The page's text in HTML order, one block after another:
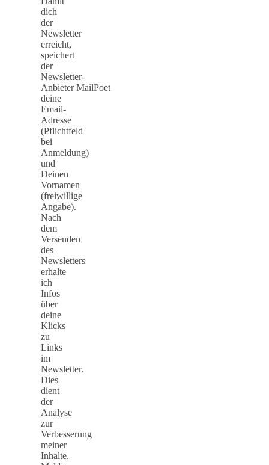
dich
der
Newsletter
erreicht,
speichert
der
Newsletter-
Anbieter MailPoet
deine
Email-
Adresse
(Pflichtfeld
bei
Anmeldung)
und
Deinen
Vornamen
(freiwillige
Angabe).
Nach
dem
Versenden
des
Newsletters
erhalte
ich
Infos
über
deine
Klicks
zu
Links
im
Newsletter.
Dies
dient
der
Analyse
zur
Verbesserung
meiner
Inhalte.